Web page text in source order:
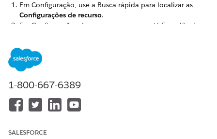
Em Configuração, use a Busca rápida para localizar as
Configurações de recurso.
Em Configurações de recursos, navegue até Experiências
uso de perfis externos padrão para autorregistro, criação
de usuário e login
ESTE ARTIGO RESOLVEU SEU PROBLEMA?
1-800-667-6389
SALESFORCE